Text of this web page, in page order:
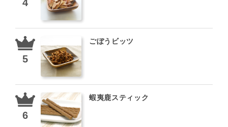
ごぼうビッツ
蝦夷鹿スティック